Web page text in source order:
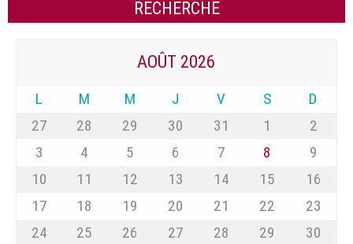
AOÛT 2026
L M M J V S
D
27
28 29 30 31 1
2
3
4 5 6 7 8
9
10
11 12 13 14 15
16
17
18 19 20 21 22
23
24
25 26 27 28 29
30